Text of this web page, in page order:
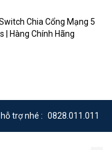
Chia Cổng Mạng 5
Hàng Chính Hãng
trợ nhé : 0828.011.011